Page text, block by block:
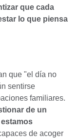
que cada
lo que piensa
que "el día no
sentirse
familiares.
de un
de acoger